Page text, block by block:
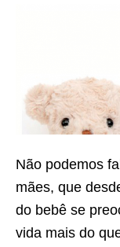
Não podemos
mães, que
do bebê se
vida mais do